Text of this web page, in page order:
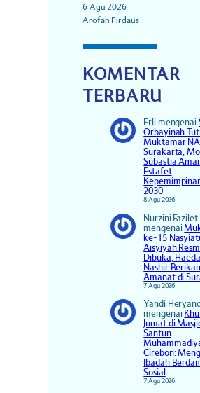
6 Agu 2026
Arofah Firdaus
KOMENTAR
TERBARU
Erlimengenai
Orbayinah
Muktamar
Surakarta,
Subastia
Estafet
2030
8 Agu 2026
Nurzini Fazilet
mengenai
ke-15
Aisyiyah
Dibuka,
Nashir Berikan
Amanat di
7 Agu 2026
Yandi
mengenai
Jumat di
Santun
Cirebon:
Ibadah
Sosial
7 Agu 2026